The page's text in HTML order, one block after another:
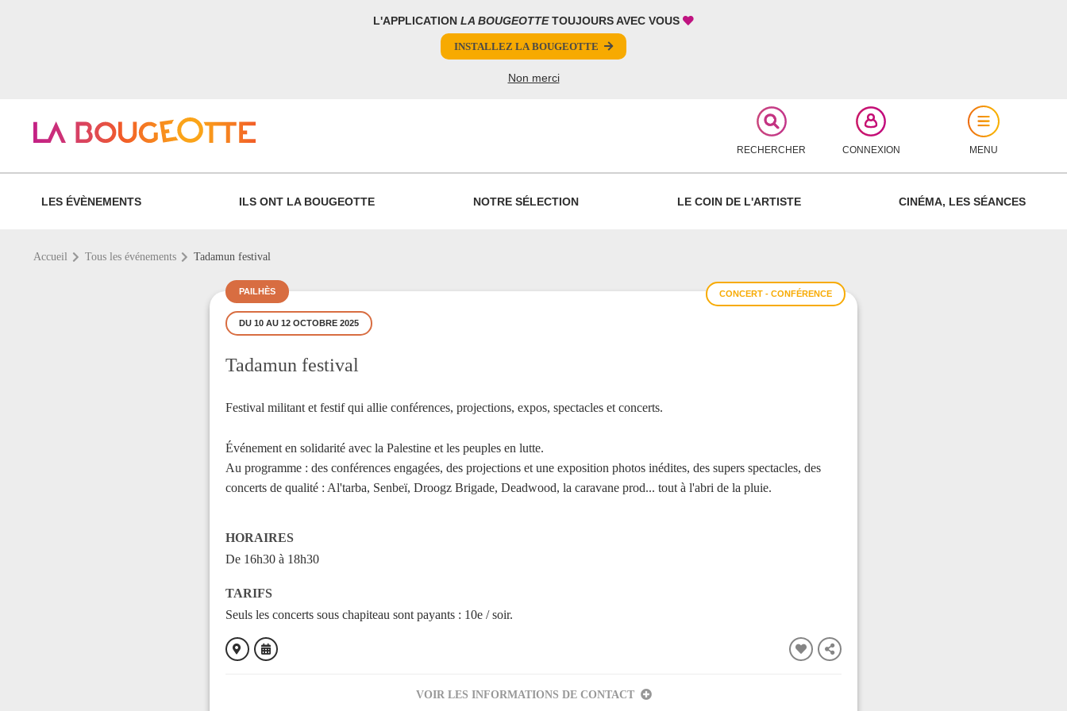
L'APPLICATION LA BOUGEOTTETOUJOURS AVEC VOUS
INSTALLEZ LA BOUGEOTTE
Non merci
RECHERCHER CONNEXION MENU
LES ÉVÈNEMENTS ILS ONT LA BOUGEOTTE NOTRE SÉLECTION LE COIN DE L'ARTISTE CINÉMA, LES SÉANCES
Accueil Tous les événements Tadamun festival
CONCERT - CONFÉRENCE
PAILHÈS
DU 10 AU 12 OCTOBRE 2025
Tadamun festival
Festival militant et festif qui allie conférences, projections, expos, spectacles et concerts.
Événement en solidarité avec la Palestine et les peuples en lutte.
Au programme : des conférences engagées, des projections et une exposition photos inédites, des supers spectacles, des
concerts de qualité : Al'tarba, Senbeï, Droogz Brigade, Deadwood, la caravane prod... tout à l'abri de la pluie.
HORAIRES
De 16h30 à 18h30
TARIFS
Seuls les concerts sous chapiteau sont payants : 10e / soir.
VOIR LES INFORMATIONS DE CONTACT
FERMER
PARTAGER